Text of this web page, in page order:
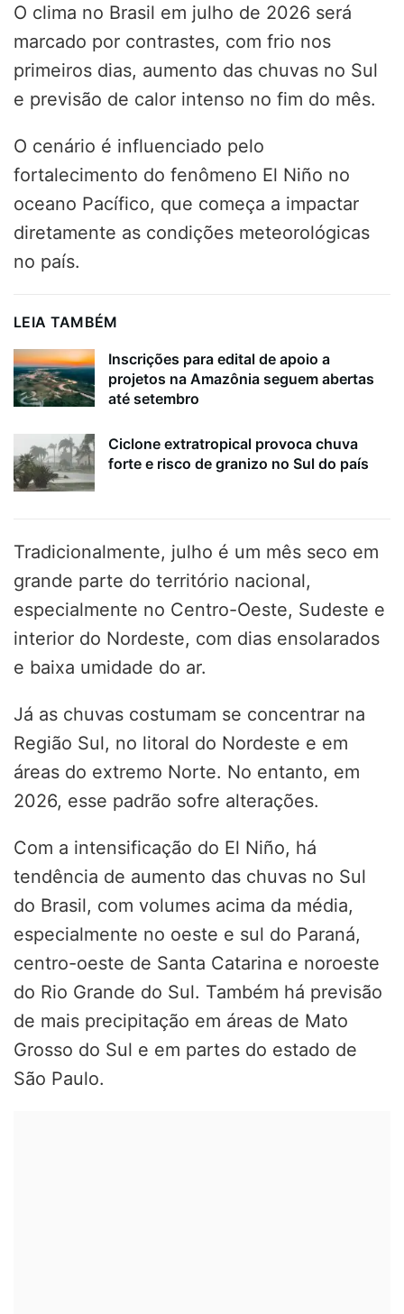
O clima no Brasil em julho de 2026 será
marcado por contrastes, com frio nos
primeiros dias, aumento das chuvas no Sul
e previsão de calor intenso no fim do mês.
O cenário é influenciado pelo
fortalecimento do fenômeno El Niño no
oceano Pacífico, que começa a impactar
diretamente as condições meteorológicas
no país.
LEIA TAMBÉM
Inscrições para edital de apoio a
projetos na Amazônia seguem abertas
até setembro
Ciclone extratropical provoca chuva
forte e risco de granizo no Sul do país
Tradicionalmente, julho é um mês seco em
grande parte do território nacional,
especialmente no Centro-Oeste, Sudeste e
interior do Nordeste, com dias ensolarados
e baixa umidade do ar.
Já as chuvas costumam se concentrar na
Região Sul, no litoral do Nordeste e em
áreas do extremo Norte. No entanto, em
2026, esse padrão sofre alterações.
Com a intensificação do El Niño, há
tendência de aumento das chuvas no Sul
do Brasil, com volumes acima da média,
especialmente no oeste e sul do Paraná,
centro-oeste de Santa Catarina e noroeste
do Rio Grande do Sul. Também há previsão
de mais precipitação em áreas de Mato
Grosso do Sul e em partes do estado de
São Paulo.